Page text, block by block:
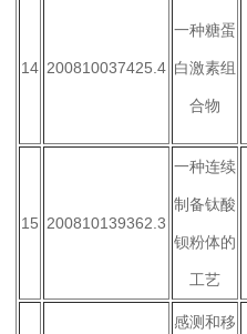
14 200810037425.4
一种糖蛋
白激素组
合物
15 200810139362.3
一种连续
制备钛酸
钡粉体的
工艺
感测和移